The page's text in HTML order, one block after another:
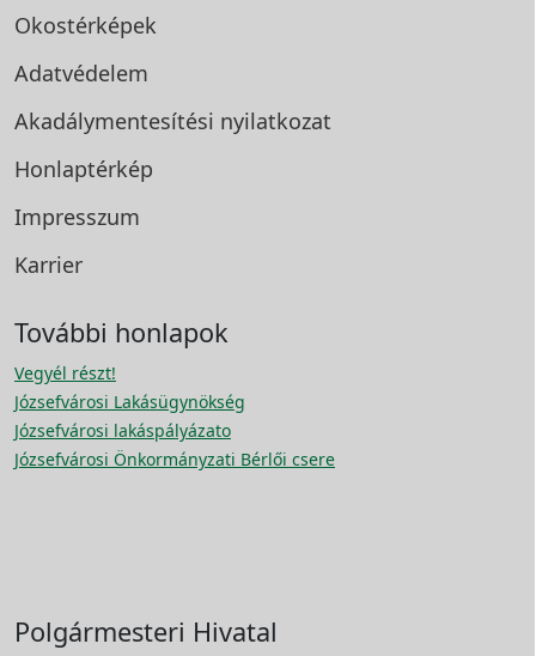
Okostérképek
Adatvédelem
Akadálymentesítési nyilatkozat
Honlaptérkép
Impresszum
Karrier
További honlapok
Vegyél részt!
Józsefvárosi Lakásügynökség
Józsefvárosi lakáspályázato
Józsefvárosi Önkormányzati Bérlői csere
Polgármesteri Hivatal